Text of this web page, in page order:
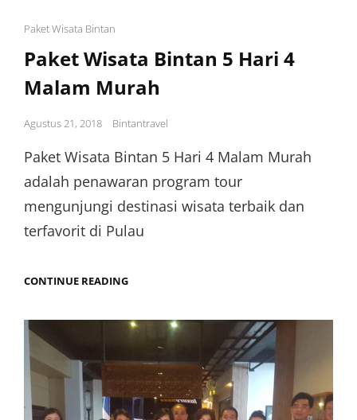
Cat
Paket Wisata Bintan
Paket Wisata Bintan 5 Hari 4
Malam Murah
Posted
Agustus 21, 2018 Bintantravel
Paket Wisata Bintan 5 Hari 4 Malam Murah
adalah penawaran program tour
mengunjungi destinasi wisata terbaik dan
terfavorit di Pulau
CONTINUE READINGPAKET
5
HARI
MALAM
MURAH